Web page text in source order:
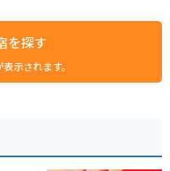
を探す
示されます。